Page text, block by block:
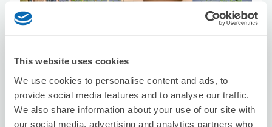
This website uses cookies
We use cookies to personalise content and ads, to
provide social media features and to analyse our traffic.
We also share information about your use of our site with
our social media, advertising and analytics partners who
可保管的行李數
利用可能時間
預約此店舖